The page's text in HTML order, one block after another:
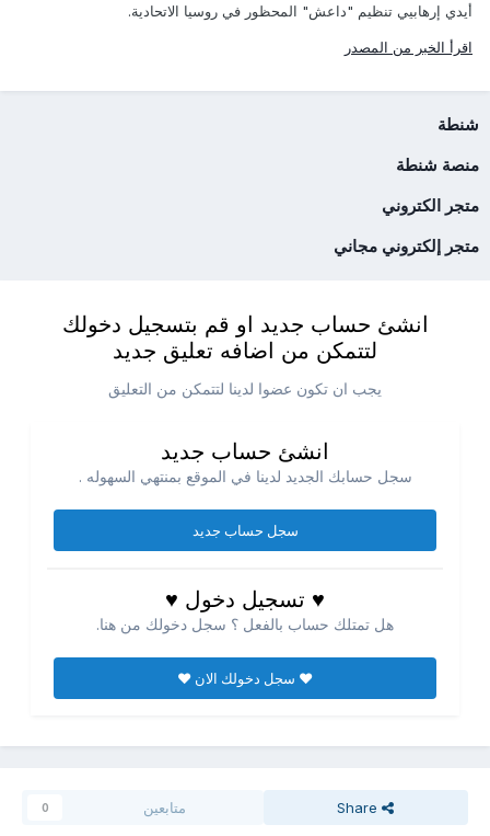
أيدي إرهابيي تنظيم "داعش" المحظور في روسيا الاتحادية.
اقرأ الخبر من المصدر
شنطة
منصة شنطة
متجر الكتروني
متجر إلكتروني مجاني
انشئ حساب جديد او قم بتسجيل دخولك
لتتمكن من اضافه تعليق جديد
يجب ان تكون عضوا لدينا لتتمكن من التعليق
انشئ حساب جديد
سجل حسابك الجديد لدينا في الموقع بمنتهي السهوله .
سجل حساب جديد
♥ تسجيل دخول ♥
هل تمتلك حساب بالفعل ؟ سجل دخولك من هنا.
♥ سجل دخولك الان ♥
Share متابعين 0